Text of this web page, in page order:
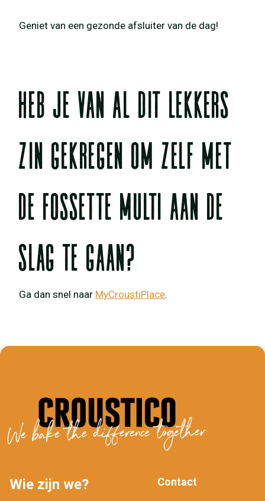
Geniet van een gezonde afsluiter van de dag!
Heb je van al dit lekkers
zin gekregen om zelf met
de Fossette Multi aan de
slag te gaan?
Ga dan snel naar MyCroustiPlace.
We bake the difference together
Wie zijn we?
Contact